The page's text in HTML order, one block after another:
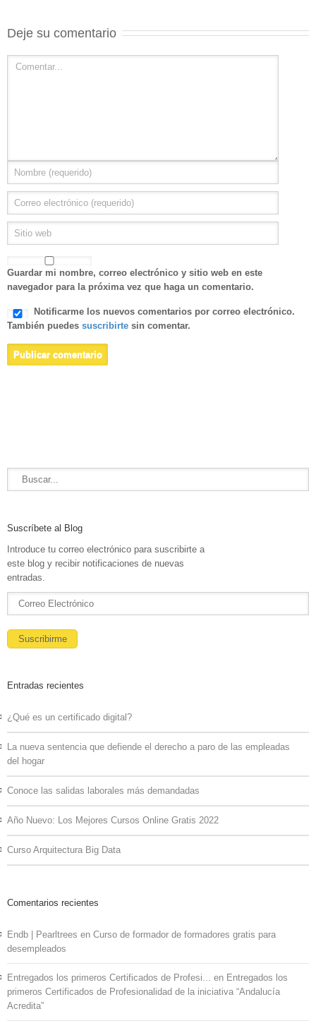
Deje su comentario
Guardar mi nombre, correo electrónico y sitio web en este
navegador para la próxima vez que haga un comentario.
Notificarme los nuevos comentarios por correo electrónico.
También puedes suscribirte sin comentar.
Suscríbete al Blog
Introduce tu correo electrónico para suscribirte a
este blog y recibir notificaciones de nuevas
entradas.
Entradas recientes
¿Qué es un certificado digital?
La nueva sentencia que defiende el derecho a paro de las empleadas
del hogar
Conoce las salidas laborales más demandadas
Año Nuevo: Los Mejores Cursos Online Gratis 2022
Curso Arquitectura Big Data
Comentarios recientes
Endb | Pearltrees en Curso de formador de formadores gratis para
desempleados
Entregados los primeros Certificados de Profesi... en Entregados los
primeros Certificados de Profesionalidad de la iniciativa “Andalucía
Acredita”